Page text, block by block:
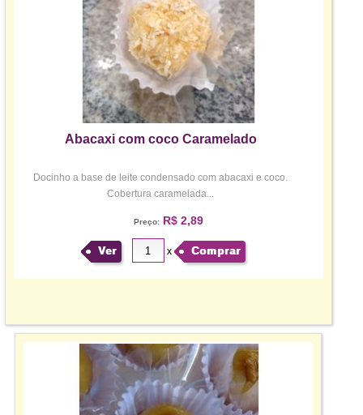
Abacaxi com coco Caramelado
Docinho a base de leite condensado com abacaxi e coco.
Cobertura caramelada...
Preço:R$ 2,89
Ver x Comprar